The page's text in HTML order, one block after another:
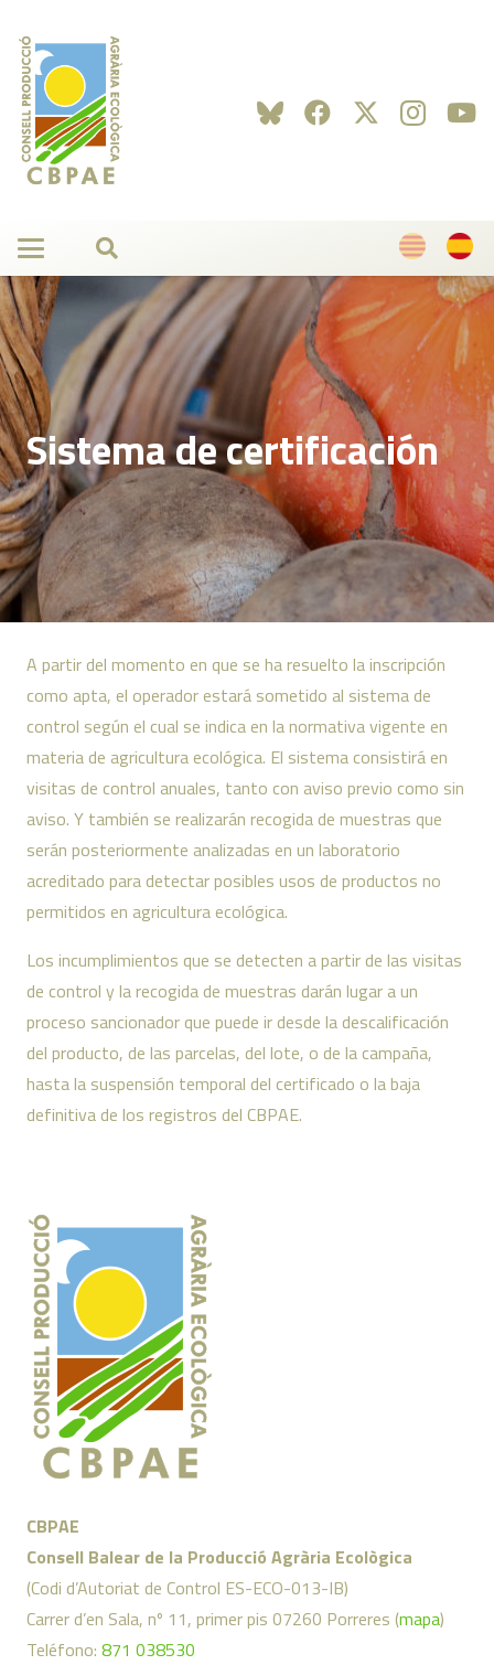
Sistema de certificación
A partir del momento en que se ha resuelto la inscripción
como apta, el operador estará sometido al sistema de
control según el cual se indica en la normativa vigente en
materia de agricultura ecológica. El sistema consistirá en
visitas de control anuales, tanto con aviso previo como sin
aviso. Y también se realizarán recogida de muestras que
serán posteriormente analizadas en un laboratorio
acreditado para detectar posibles usos de productos no
permitidos en agricultura ecológica.
Los incumplimientos que se detecten a partir de las visitas
de control y la recogida de muestras darán lugar a un
proceso sancionador que puede ir desde la descalificación
del producto, de las parcelas, del lote, o de la campaña,
hasta la suspensión temporal del certificado o la baja
definitiva de los registros del CBPAE.
CBPAE
Consell Balear de la Producció Agrària Ecològica
(Codi d’Autoriat de Control ES-ECO-013-IB)
Carrer d’en Sala, nº 11, primer pis 07260 Porreres (mapa)
Teléfono: 871 038530